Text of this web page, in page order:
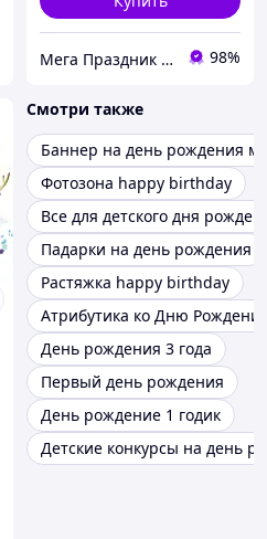
Мега Праздник – магазин аксессуаров для праздника и все для оформления воздушными шарами ОПТ. 98%
Смотри также
Баннер на день рождения
Фотозона happy birthday
Все для детского дня
Падарки на день рождения
Растяжка happy birthday
Атрибутика ко Дню
День рождения 3 года
Первый день рождения
День рождение 1 годик
Детские конкурсы на день